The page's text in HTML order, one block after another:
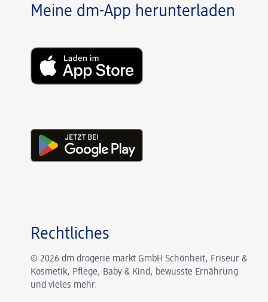
Meine dm-App herunterladen
Rechtliches
© 2026 dm drogerie markt GmbH Schönheit, Friseur &
Kosmetik, Pflege, Baby & Kind, bewusste Ernährung
und vieles mehr.